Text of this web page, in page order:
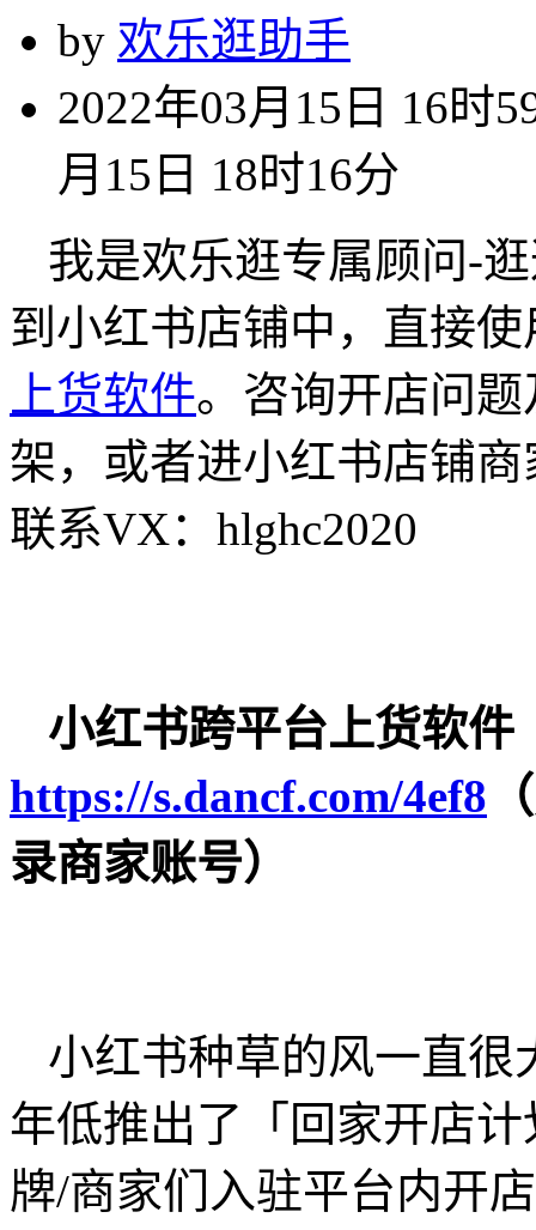
by 欢乐逛助手
2022年03月15日 16时
月15日 18时16分
我是欢乐逛专属顾问-
到小红书店铺中，直接
上货软件。咨询开店问
架，或者进小红书店铺
联系VX：hlghc2020
小红书跨平台上货软件
https://s.dancf.com/4ef8
录商家账号）
小红书种草的风一直很
年低推出了「回家开店
牌/商家们入驻平台内开